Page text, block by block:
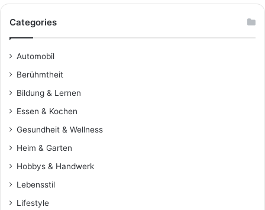
Categories
Automobil
Berühmtheit
Bildung & Lernen
Essen & Kochen
Gesundheit & Wellness
Heim & Garten
Hobbys & Handwerk
Lebensstil
Lifestyle